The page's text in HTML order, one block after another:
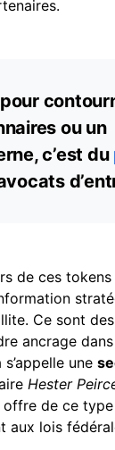
ou un
c’est du
de ces tokens
Ce sont
ancrage
s’appelle une
Hester
offre de ce
aux lois